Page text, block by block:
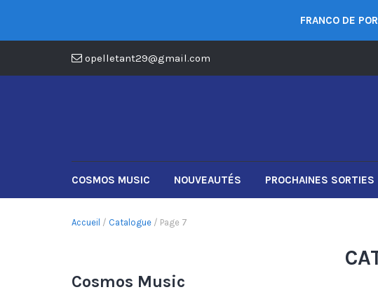
opelletant29@gmail.com
COSMOS MUSIC NOUVEAUTÉS PROCHAINES SORTIES
Accueil / Catalogue / Page 7
Cosmos Music
FRANCO DE